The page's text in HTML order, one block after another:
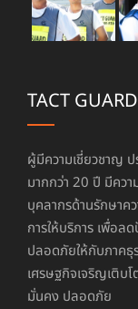
TACT GUARD
ผู้มีความเชี่ยวชาญ
มากกว่า 20 ปี มีคว
บุคลากรด้านรักษาค
การให้บริการ เพื่อล
ปลอดภัยให้กับภาคธุ
เศรษฐกิจเจริญเติ
มั่นคง ปลอดภัย